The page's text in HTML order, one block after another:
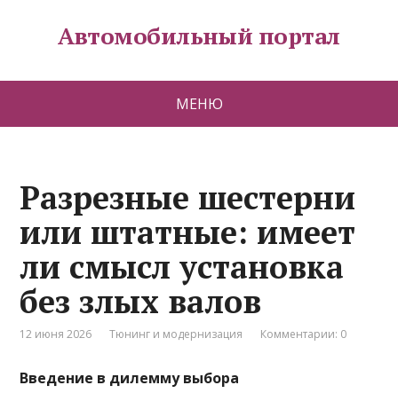
Автомобильный портал
МЕНЮ
Разрезные шестерни
или штатные: имеет
ли смысл установка
без злых валов
12 июня 2026 Тюнинг и модернизация Комментарии: 0
Введение в дилемму выбора